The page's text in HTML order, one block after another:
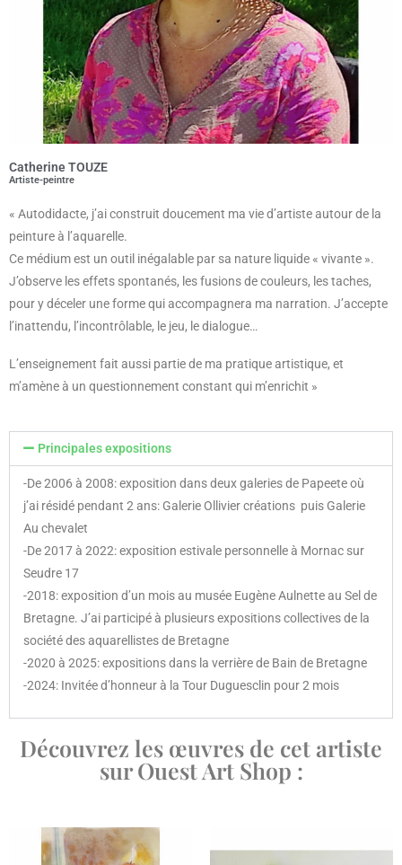
Catherine TOUZE
Artiste-peintre
« Autodidacte, j’ai construit doucement ma vie d’artiste autour de la
peinture à l’aquarelle.
Ce médium est un outil inégalable par sa nature liquide « vivante ».
J’observe les effets spontanés, les fusions de couleurs, les taches,
pour y déceler une forme qui accompagnera ma narration. J’accepte
l’inattendu, l’incontrôlable, le jeu, le dialogue…
L’enseignement fait aussi partie de ma pratique artistique, et
m’amène à un questionnement constant qui m’enrichit »
Principales expositions
-De 2006 à 2008: exposition dans deux galeries de Papeete où
j’ai résidé pendant 2 ans: Galerie Ollivier créations puis Galerie
Au chevalet
-De 2017 à 2022: exposition estivale personnelle à Mornac sur
Seudre 17
-2018: exposition d’un mois au musée Eugène Aulnette au Sel de
Bretagne. J’ai participé à plusieurs expositions collectives de la
société des aquarellistes de Bretagne
-2020 à 2025: expositions dans la verrière de Bain de Bretagne
-2024: Invitée d’honneur à la Tour Duguesclin pour 2 mois
Découvrez les œuvres de cet artiste
sur Ouest Art Shop :